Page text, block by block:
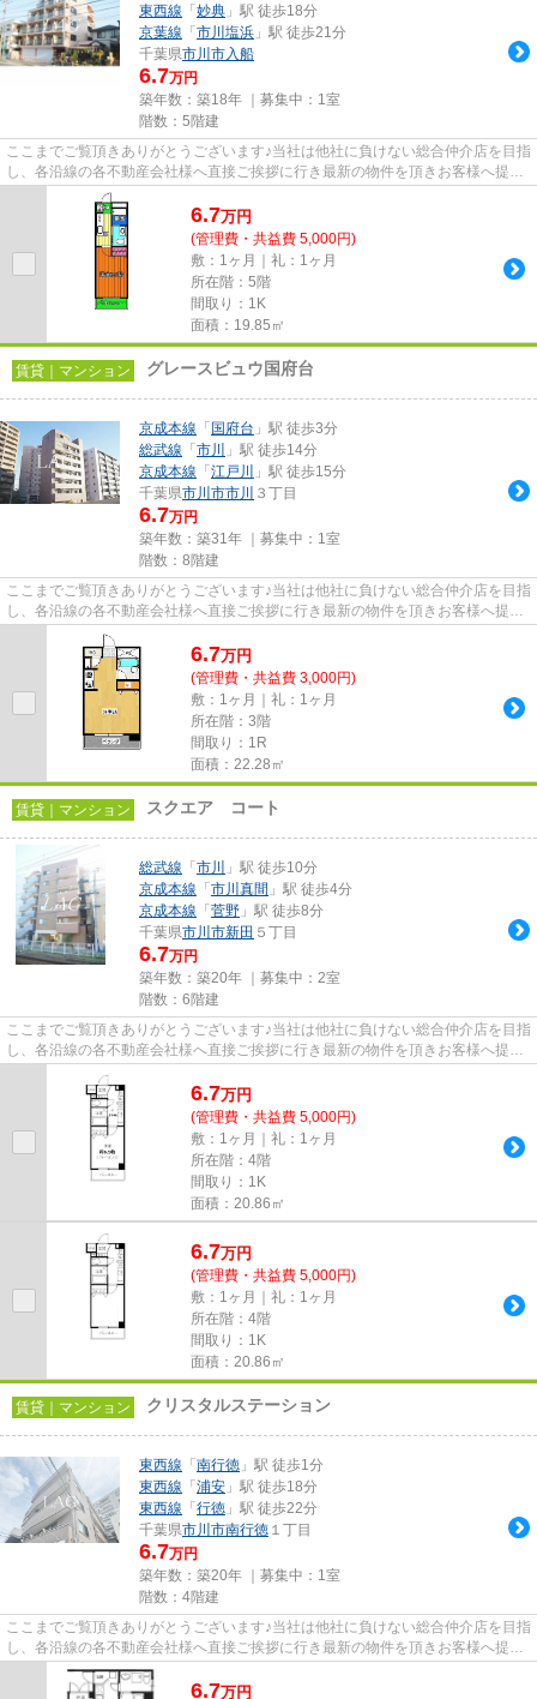
東西線 「 妙典 」駅 徒歩18分
京葉線 「 市川塩浜 」駅 徒歩21分
千葉県市川市入船
6.7万円
築年数：築18年 ｜募集中： 1室
階数：5階建
ここまでご覧頂きありがとうございます♪当社は他社に負けない総合仲介店を目指
し、各沿線の各不動産会社様へ直接ご挨拶に行き最新の物件を頂きお客様へ提供
しております！最新の情報は...
6.7万円
(管理費・共益費 5,000円)
敷：1ヶ月｜礼：1ヶ月
所在階：5階
間取り：1K
面積：19.85㎡
賃貸｜マンション グレースビュウ国府台
京成本線 「 国府台 」駅 徒歩3分
総武線 「 市川
」駅 徒歩14分
京成本線 「 江戸川
」駅 徒歩15分
千葉県市川市市川 ３丁目
6.7万円
築年数：築31年 ｜募集中： 1室
階数：8階建
ここまでご覧頂きありがとうございます♪当社は他社に負けない総合仲介店を目指
し、各沿線の各不動産会社様へ直接ご挨拶に行き最新の物件を頂きお客様へ提供
しております！最新の情報は...
6.7万円
(管理費・共益費 3,000円)
敷：1ヶ月｜礼：1ヶ月
所在階：3階
間取り：1R
面積：22.28㎡
賃貸｜マンション スクエア コート
総武線 「 市川
」駅 徒歩10分
京成本線 「 市川真間 」駅 徒歩4分
京成本線 「 菅野 」駅 徒歩8分
千葉県市川市新田 ５丁目
6.7万円
築年数：築20年 ｜募集中： 2室
階数：6階建
ここまでご覧頂きありがとうございます♪当社は他社に負けない総合仲介店を目指
し、各沿線の各不動産会社様へ直接ご挨拶に行き最新の物件を頂きお客様へ提供
6.7万円
(管理費・共益費 5,000円)
敷：1ヶ月｜礼：1ヶ月
所在階：4階
間取り：1K
面積：20.86㎡
6.7万円
(管理費・共益費 5,000円)
敷：1ヶ月｜礼：1ヶ月
所在階：4階
間取り：1K
面積：20.86㎡
賃貸｜マンション クリスタルステーション
東西線 「 南行徳 」駅 徒歩1分
東西線 「 浦安 」駅 徒歩18分
東西線 「 行徳 」駅 徒歩22分
千葉県市川市南行徳 １丁目
6.7万円
築年数：築20年 ｜募集中： 1室
階数：4階建
ここまでご覧頂きありがとうございます♪当社は他社に負けない総合仲介店を目指
し、各沿線の各不動産会社様へ直接ご挨拶に行き最新の物件を頂きお客様へ提供
しております！最新の情報は...
6.7万円